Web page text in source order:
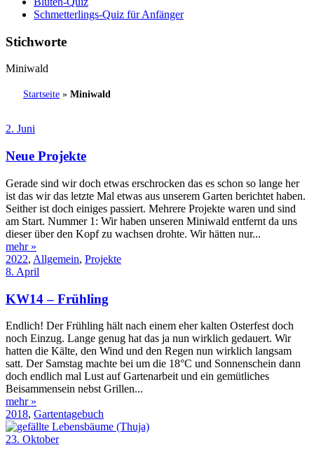
Schmetterlings-Quiz für Anfänger
Stichworte
Miniwald
Startseite » Miniwald
2. Juni
Neue Projekte
Gerade sind wir doch etwas erschrocken das es schon so lange her
ist das wir das letzte Mal etwas aus unserem Garten berichtet haben.
Seither ist doch einiges passiert. Mehrere Projekte waren und sind
am Start. Nummer 1: Wir haben unseren Miniwald entfernt da uns
dieser über den Kopf zu wachsen drohte. Wir hätten nur...
mehr »
2022, Allgemein, Projekte
8. April
KW14 – Frühling
Endlich! Der Frühling hält nach einem eher kalten Osterfest doch
noch Einzug. Lange genug hat das ja nun wirklich gedauert. Wir
hatten die Kälte, den Wind und den Regen nun wirklich langsam
satt. Der Samstag machte bei um die 18°C und Sonnenschein dann
doch endlich mal Lust auf Gartenarbeit und ein gemütliches
Beisammensein nebst Grillen...
mehr »
2018, Gartentagebuch
23. Oktober